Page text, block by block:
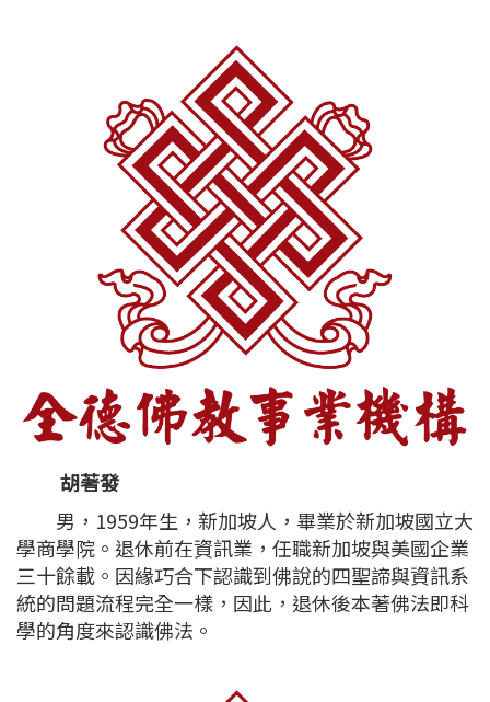
胡著發
男，1959年生，新加坡人，畢業於新加坡國立大
學商學院。退休前在資訊業，任職新加坡與美國企業
三十餘載。因緣巧合下認識到佛說的四聖諦與資訊系
統的問題流程完全一樣，因此，退休後本著佛法即科
學的角度來認識佛法。